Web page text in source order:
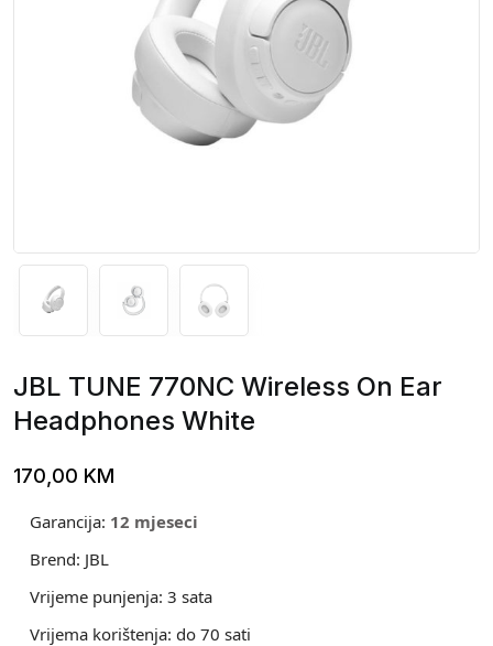
JBL TUNE 770NC Wireless On Ear
Headphones White
170,00 KM
Garancija: 12 mjeseci
Brend: JBL
Vrijeme punjenja: 3 sata
Vrijema korištenja: do 70 sati